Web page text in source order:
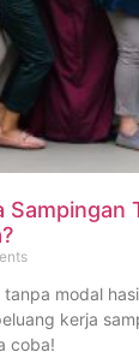
Sampingan
modal
kerja
coba!